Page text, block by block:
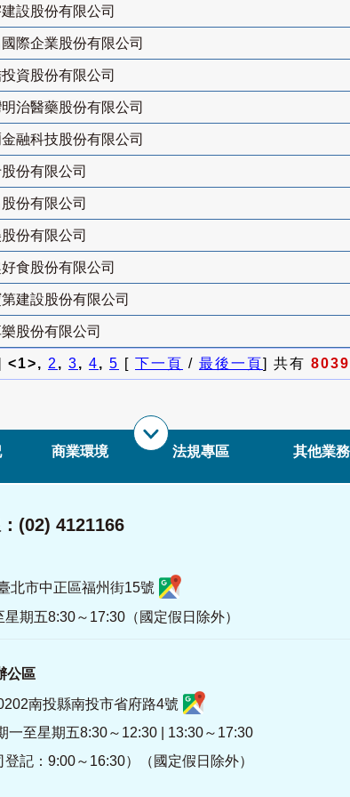
設股份有限公司
際企業股份有限公司
資股份有限公司
治醫藥股份有限公司
融科技股份有限公司
份有限公司
份有限公司
份有限公司
食股份有限公司
建設股份有限公司
股份有限公司
<1>, 2, 3, 4, 5 [ 下一頁 / 最後一頁] 共有 8039
商業環境 法規專區 其他業務
(02) 4121166
北市中正區福州街15號
期五8:30～17:30（國定假日除外）
公區
南投縣南投市省府路4號
一至星期五8:30～12:30 | 13:30～17:30
登記：9:00～16:30）（國定假日除外）